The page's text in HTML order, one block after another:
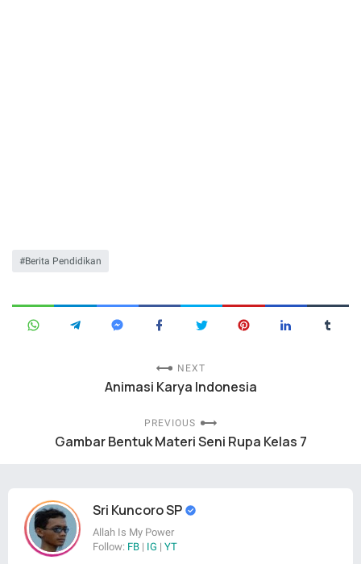
Berita Pendidikan
NEXT
Animasi Karya Indonesia
PREVIOUS
Gambar Bentuk Materi Seni Rupa Kelas 7
Sri Kuncoro SP
Allah Is My Power
Follow: FB | IG | YT